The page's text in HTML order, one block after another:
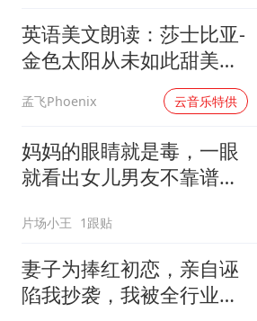
英语美文朗读：莎士比亚-
金色太阳从未如此甜美吻
孟飞Phoenix 云音乐特供
妈妈的眼睛就是毒，一眼
就看出女儿男友不靠谱，
片场小王 1跟贴
妻子为捧红初恋，亲自诬
陷我抄袭，我被全行业封